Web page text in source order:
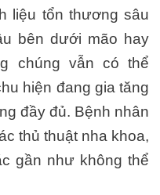
liệu tổn thương sâu
bên dưới mão hay
chúng vẫn có thể
hiện đang gia tăng
đầy đủ. Bệnh nhân
thủ thuật nha khoa,
gần như không thể